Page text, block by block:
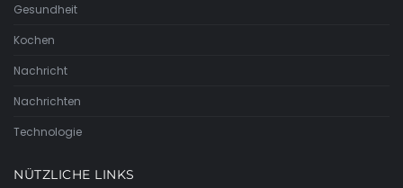
Gesundheit
Kochen
Nachricht
Nachrichten
Technologie
NÜTZLICHE LINKS